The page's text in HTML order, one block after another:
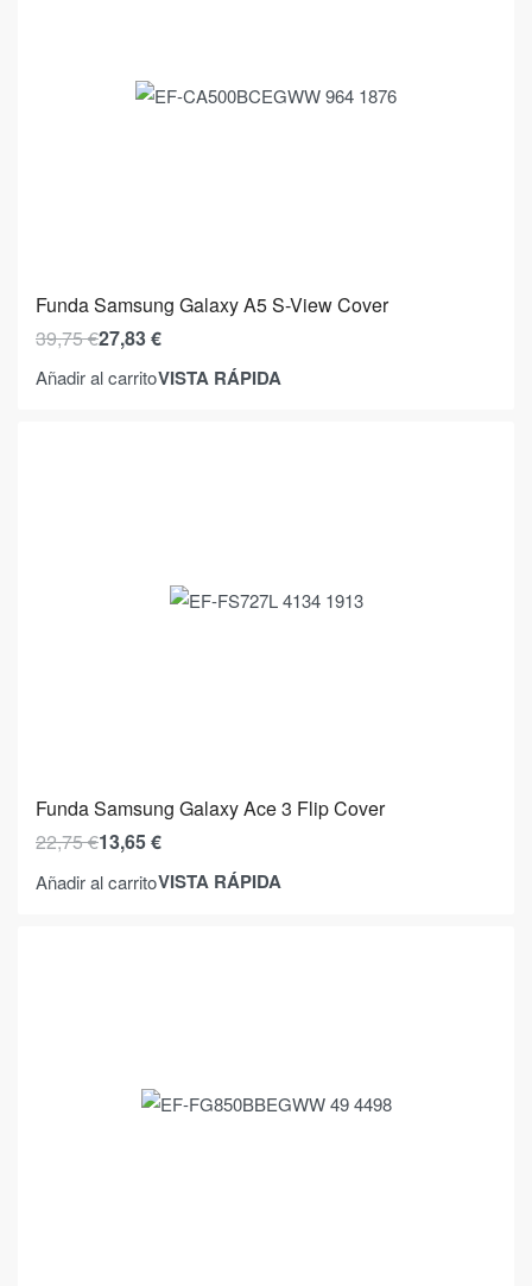
Funda Samsung Galaxy A5 S-View Cover
39,75€27,83€
Añadir al carritoVISTA RÁPIDA
Funda Samsung Galaxy Ace 3 Flip Cover
22,75€13,65€
Añadir al carritoVISTA RÁPIDA